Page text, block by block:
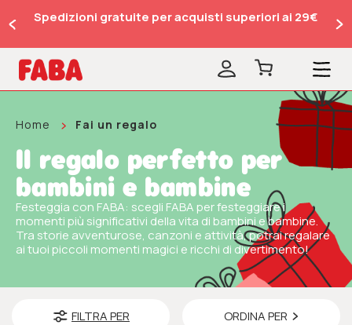
Spedizioni gratuite per acquisti superiori ai 29€
Home Fai un regalo
Il regalo perfetto per
bambini e bambine
Festeggia con FABA: scegli FABA per festeggiare i
momenti più significativi della vita di bambini e bambine.
Tra storie avventurose, canzoni e attività, potrai regalare
ai tuoi piccoli momenti magici e ricchi di divertimento!
FILTRA PER ORDINA PER